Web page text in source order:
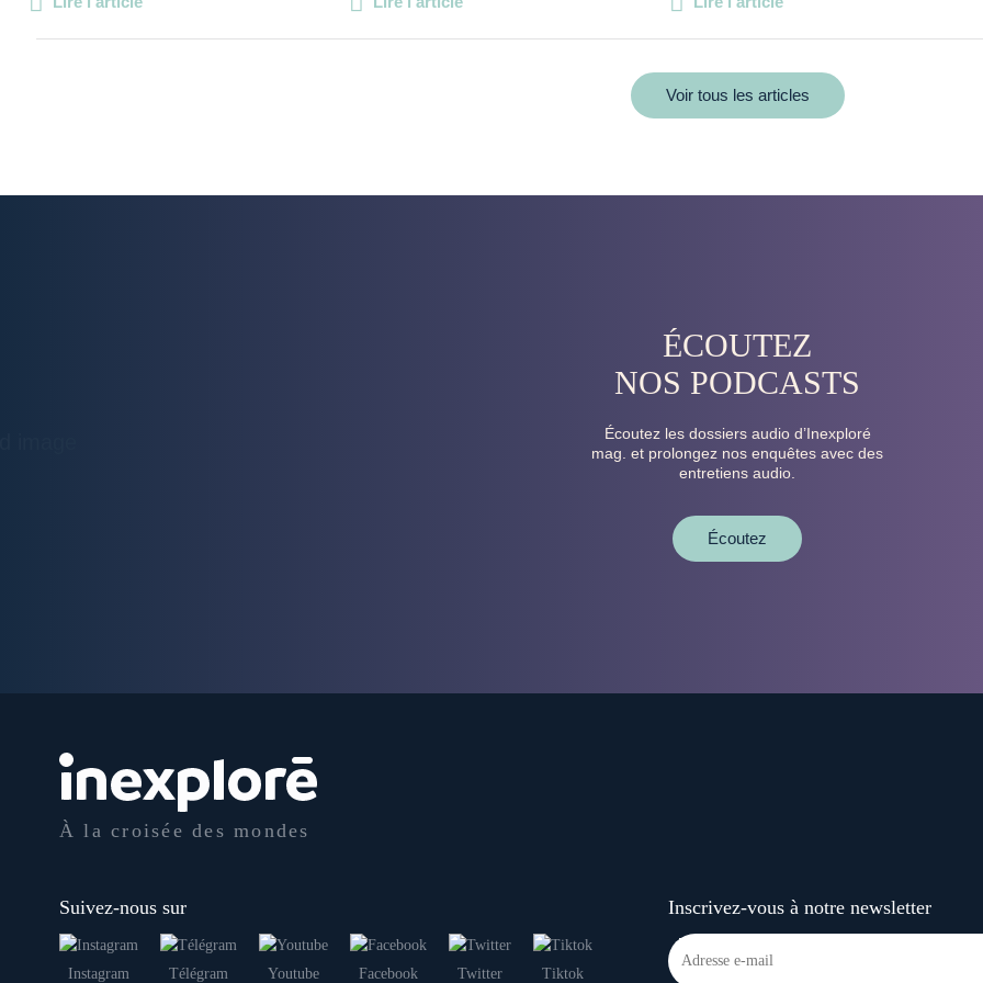
Voir tous les articles
ÉCOUTEZ
NOS PODCASTS
Écoutez les dossiers audio d’Inexploré
mag. et prolongez nos enquêtes avec des
entretiens audio.
Écoutez
À la croisée des mondes
Suivez-nous sur
Instagram Télégram Youtube Facebook Twitter Tiktok
Inscrivez-vous à notre newsletter